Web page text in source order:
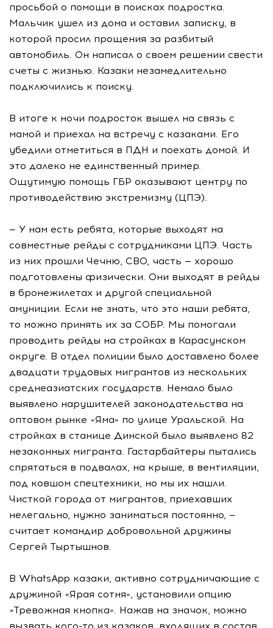
просьбой о помощи в поисках подростка.
Мальчик ушел из дома и оставил записку, в
которой просил прощения за разбитый
автомобиль. Он написал о своем решении свести
счеты с жизнью. Казаки незамедлительно
подключились к поиску.
В итоге к ночи подросток вышел на связь с
мамой и приехал на встречу с казаками. Его
убедили отметиться в ПДН и поехать домой. И
это далеко не единственный пример.
Ощутимую помощь ГБР оказывают центру по
противодействию экстремизму (ЦПЭ).
— У нам есть ребята, которые выходят на
совместные рейды с сотрудниками ЦПЭ. Часть
из них прошли Чечню, СВО, часть — хорошо
подготовлены физически. Они выходят в рейды
в бронежилетах и другой специальной
амуниции. Если не знать, что это наши ребята,
то можно принять их за СОБР. Мы помогали
проводить рейды на стройках в Карасунском
округе. В отдел полиции было доставлено более
двадцати трудовых мигрантов из нескольких
среднеазиатских государств. Немало было
выявлено нарушителей законодательства на
оптовом рынке «Яма» по улице Уральской. На
стройках в станице Динской было выявлено 82
незаконных мигранта. Гастарбайтеры пытались
спрятаться в подвалах, на крыше, в вентиляции,
под ковшом спецтехники, но мы их нашли.
Чисткой города от мигрантов, приехавших
нелегально, нужно заниматься постоянно, —
считает командир добровольной дружины
Сергей Тыртышнов.
В WhatsApp казаки, активно сотрудничающие с
дружиной «Ярая сотня», установили опцию
«Тревожная кнопка». Нажав на значок, можно